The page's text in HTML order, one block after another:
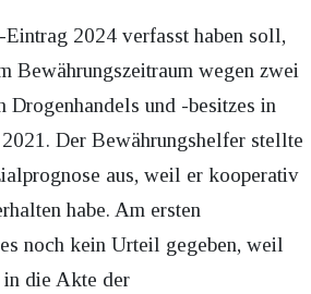
2024 verfasst haben soll,
Bewährungszeitraum wegen zwei
Drogenhandels und -besitzes in
Der Bewährungshelfer stellte
aus, weil er kooperativ
habe. Am ersten
noch kein Urteil gegeben, weil
die Akte der